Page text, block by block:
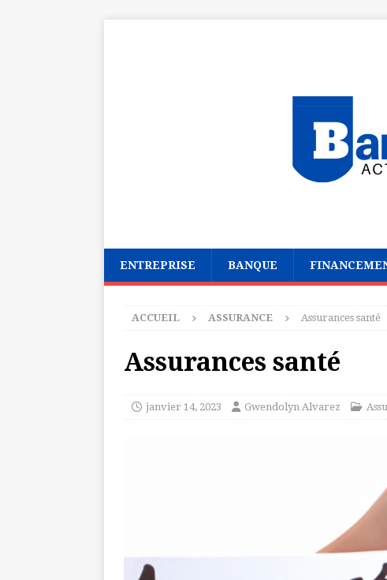
ENTREPRISE BANQUE
ACCUEIL ASSURANCE Assurances santé
Assurances santé
janvier 14, 2023 Gwendolyn Alvarez